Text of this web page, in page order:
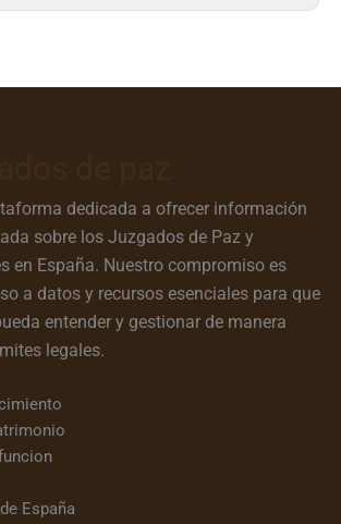
dedicada a ofrecer información
sobre los Juzgados de Paz y
en España. Nuestro compromiso es
a datos y recursos esenciales para que
entender y gestionar de manera
legales.
España